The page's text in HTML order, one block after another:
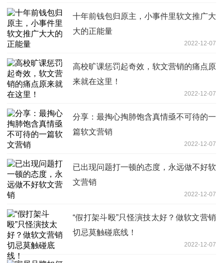
十年前钱包归原主，小事件里软文推广大
大的正能量
2022-12-07
高校旷课惩罚起奇效，软文营销的痛点原
来就在这里！
2022-12-07
分享：最掏心掏肺饱含真情亟不可待的一
篇软文营销
2022-12-07
已出现问题打一顿的态度，永远做不好软
文营销
2022-12-07
“假打架斗殴”只怪演技太好？做软文营销
切忌莫触碰底线！
2022-12-07